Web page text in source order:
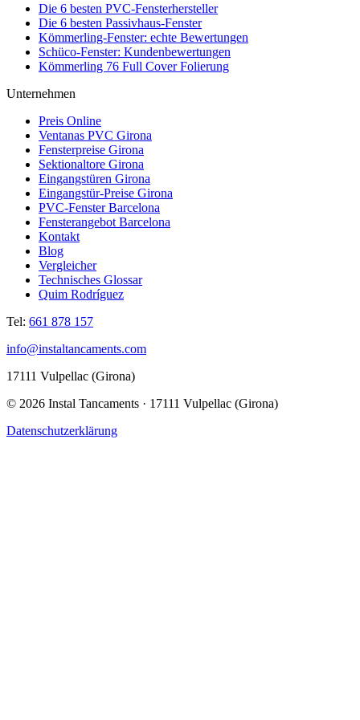
Die 6 besten PVC-Fensterhersteller
Die 6 besten Passivhaus-Fenster
Kömmerling-Fenster: echte Bewertungen
Schüco-Fenster: Kundenbewertungen
Kömmerling 76 Full Cover Folierung
Unternehmen
Preis Online
Ventanas PVC Girona
Fensterpreise Girona
Sektionaltore Girona
Eingangstüren Girona
Eingangstür-Preise Girona
PVC-Fenster Barcelona
Fensterangebot Barcelona
Kontakt
Blog
Vergleicher
Technisches Glossar
Quim Rodríguez
Tel: 661 878 157
info@instaltancaments.com
17111 Vulpellac (Girona)
© 2026 Instal Tancaments · 17111 Vulpellac (Girona)
Datenschutzerklärung